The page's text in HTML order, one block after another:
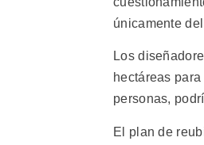
únicamente
Los
hectáreas
personas,
El plan de